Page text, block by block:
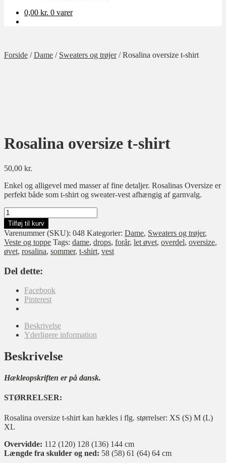
0,00 kr. 0 varer
Forside /Dame / Sweaters og trøjer/Rosalina oversize t-shirt
Rosalina oversize t-shirt
50,00 kr.
Enkel og alligevel med masser af fine detaljer. Rosalinas Oversize er
perfekt både som t-shirt og sweater-vest afhængig af garnvalg.
Rosalina
oversize
t-
shirt
antal
Tilføj til kurv
Varenummer (SKU): 048 Kategorier: Dame, Sweaters og trøjer,
Veste og toppe Tags: dame, drops, forår, let øvet, overdel, oversize,
øvet, rosalina, sommer, t-shirt, vest
Del dette:
Facebook
Pinterest
Beskrivelse
Yderligere information
Beskrivelse
Hækleopskriften er på dansk.
STØRRELSER:
Rosalina oversize t-shirt kan hækles i flg. størrelser: XS (S) M (L)
XL
Overvidde: 112 (120) 128 (136) 144 cm
Længde fra skulder og ned: 58 (58) 61 (64) 64 cm